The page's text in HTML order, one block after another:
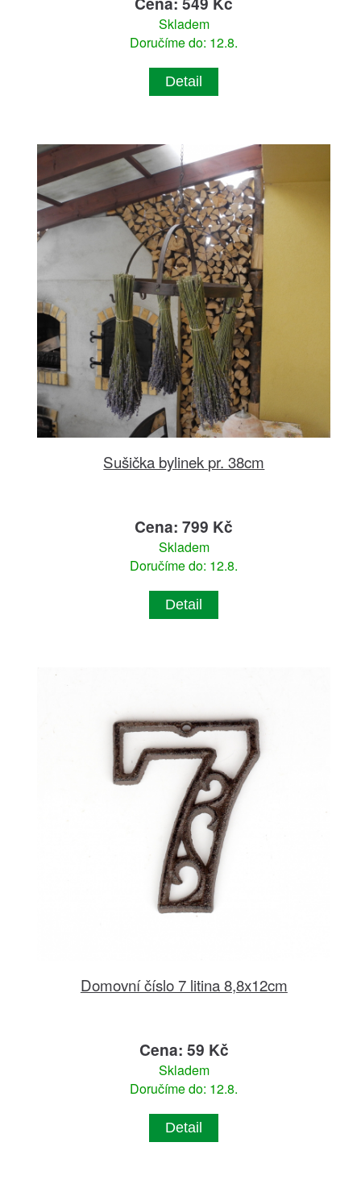
Skladem
Doručíme do: 12.8.
Detail
Sušička bylinek pr. 38cm
Cena: 799 Kč
Skladem
Doručíme do: 12.8.
Detail
Domovní číslo 7 litina 8,8x12cm
Cena: 59 Kč
Skladem
Doručíme do: 12.8.
Detail